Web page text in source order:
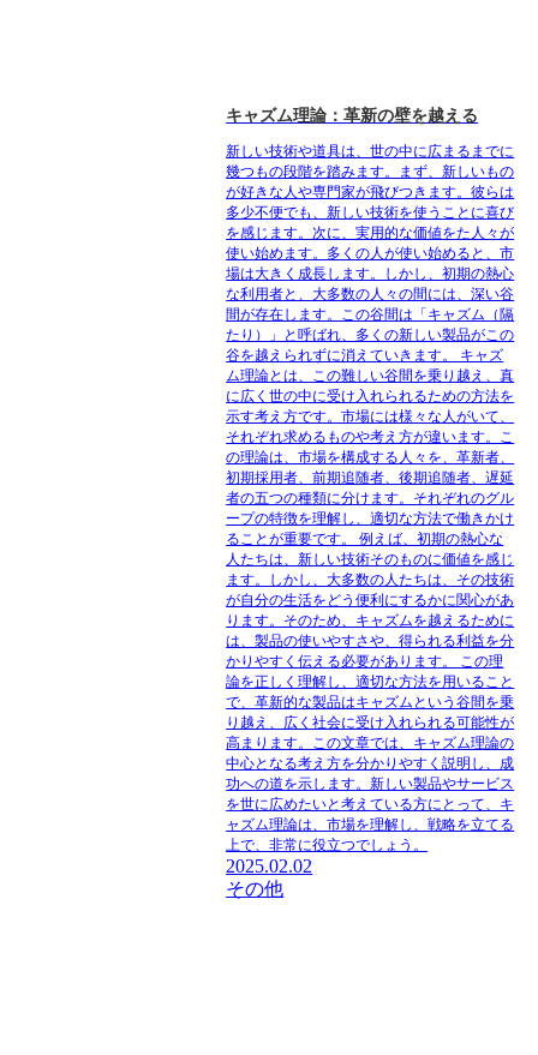
キャズム理論：革新の壁を越える
新しい技術や道具は、世の中に広まるまでに
幾つもの段階を踏みます。まず、新しいもの
が好きな人や専門家が飛びつきます。彼らは
多少不便でも、新しい技術を使うことに喜び
を感じます。次に、実用的な価値をた人々が
使い始めます。多くの人が使い始めると、市
場は大きく成長します。しかし、初期の熱心
な利用者と、大多数の人々の間には、深い谷
間が存在します。この谷間は「キャズム（隔
たり）」と呼ばれ、多くの新しい製品がこの
谷を越えられずに消えていきます。 キャズ
ム理論とは、この難しい谷間を乗り越え、真
に広く世の中に受け入れられるための方法を
示す考え方です。市場には様々な人がいて、
それぞれ求めるものや考え方が違います。こ
の理論は、市場を構成する人々を、革新者、
初期採用者、前期追随者、後期追随者、遅延
者の五つの種類に分けます。それぞれのグル
ープの特徴を理解し、適切な方法で働きかけ
ることが重要です。 例えば、初期の熱心な
人たちは、新しい技術そのものに価値を感じ
ます。しかし、大多数の人たちは、その技術
が自分の生活をどう便利にするかに関心があ
ります。そのため、キャズムを越えるために
は、製品の使いやすさや、得られる利益を分
かりやすく伝える必要があります。 この理
論を正しく理解し、適切な方法を用いること
で、革新的な製品はキャズムという谷間を乗
り越え、広く社会に受け入れられる可能性が
高まります。この文章では、キャズム理論の
中心となる考え方を分かりやすく説明し、成
功への道を示します。新しい製品やサービス
を世に広めたいと考えている方にとって、キ
ャズム理論は、市場を理解し、戦略を立てる
上で、非常に役立つでしょう。
2025.02.02
その他